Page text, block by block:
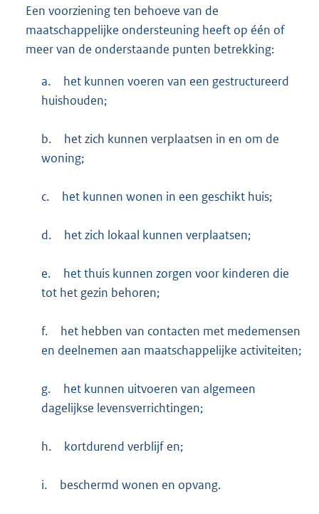
Een voorziening ten behoeve van de
maatschappelijke ondersteuning heeft op één of
meer van de onderstaande punten betrekking:
a.
het kunnen voeren van een gestructureerd
huishouden;
b.
het zich kunnen verplaatsen in en om de
woning;
c. het kunnen wonen in een geschikt huis;
d. het zich lokaal kunnen verplaatsen;
e.
het thuis kunnen zorgen voor kinderen die
tot het gezin behoren;
f.
het hebben van contacten met medemensen
en deelnemen aan maatschappelijke activiteiten;
g.
het kunnen uitvoeren van algemeen
dagelijkse levensverrichtingen;
h. kortdurend verblijf en;
i. beschermd wonen en opvang.